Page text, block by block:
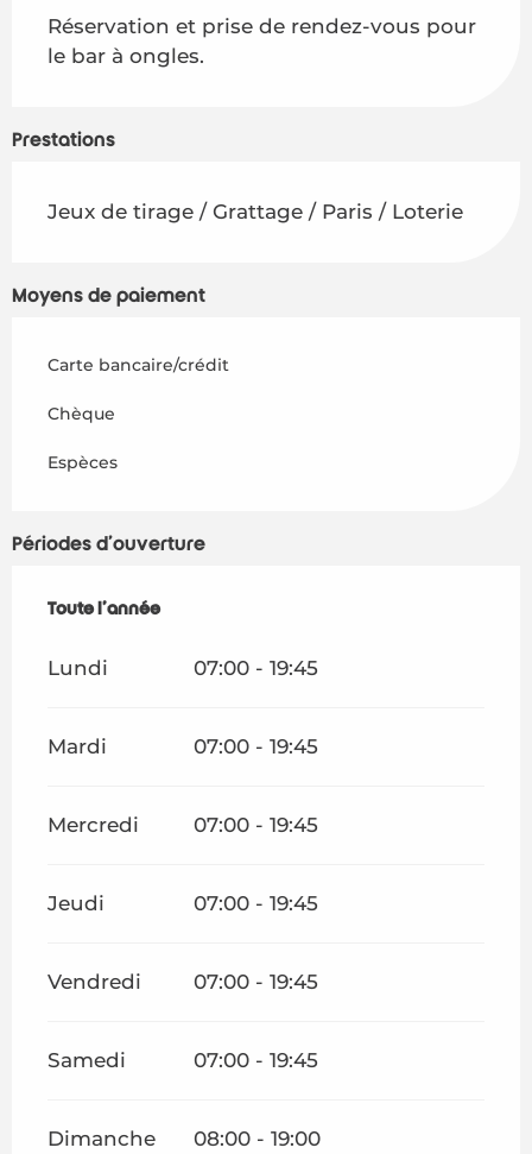
Réservation et prise de rendez-vous pour
le bar à ongles.
Prestations
Jeux de tirage / Grattage / Paris / Loterie
Moyens de paiement
Carte bancaire/crédit
Chèque
Espèces
Périodes d'ouverture
Toute l'année
Toute l'année
Lundi 07:00 - 19:45
Mardi 07:00 - 19:45
Mercredi 07:00 - 19:45
Jeudi 07:00 - 19:45
Vendredi 07:00 - 19:45
Samedi 07:00 - 19:45
Dimanche 08:00 - 19:00